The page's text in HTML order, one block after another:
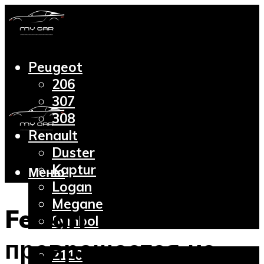
Peugeot
206
307
308
Renault
Duster
Kaptur
Logan
Megane
Symbol
2110
Меню
Ferrari
превращается из